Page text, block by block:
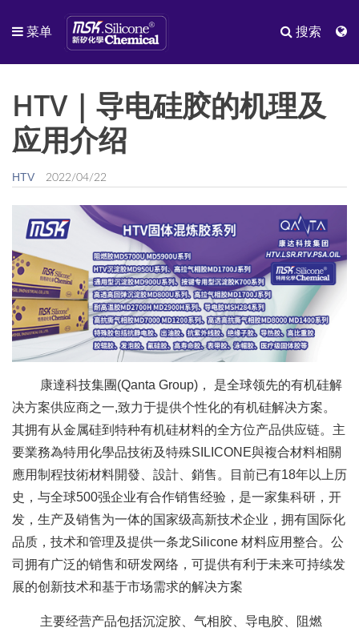
菜单 搜索
HTV｜导电硅胶的机理及
应用介绍
HTV 2022/04/22
康達科技集團(Qanta Group)， 是全球领先的有机硅解
决方案供应商之一,致力于提供个性化的有机硅解决方案。
其拥有从金属硅到特种有机硅材料的全方位产品供应链。主
要業務為特用化學品技術及特殊SILICONE與複合材料相關
應用制程技術材料開發、設計、銷售。目前已有18年以上历
史，与全球500强企业有合作销售经验，是一家集科研，开
发，生产及销售为一体的国家级高新技术企业，拥有国际化
品质，技术和管理及提供一条龙Silicone 材料应用整合。公
司拥有广泛的销售和研发网络，可提供有利于未来可持续发
展的创新技术和基于市场需求的解决方案
主要经营产品包括沉淀胶、气相胶、导电胶、阻燃